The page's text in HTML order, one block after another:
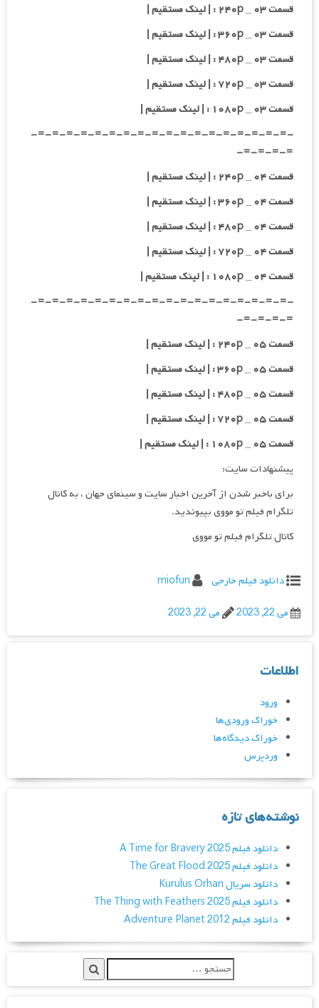
قسمت ۰۳ _ ۲۴۰p : | لینک مستقیم |
قسمت ۰۳ _ ۳۶۰p : | لینک مستقیم |
قسمت ۰۳ _ ۴۸۰p : | لینک مستقیم |
قسمت ۰۳ _ ۷۲۰p : | لینک مستقیم |
قسمت ۰۳ _ ۱۰۸۰p : | لینک مستقیم |
-=-=-=-=-=-=-=-=-=-=-=-=-=-=-=-=-=-=-
=-=-=-=-
قسمت ۰۴ _ ۲۴۰p : | لینک مستقیم |
قسمت ۰۴ _ ۳۶۰p : | لینک مستقیم |
قسمت ۰۴ _ ۴۸۰p : | لینک مستقیم |
قسمت ۰۴ _ ۷۲۰p : | لینک مستقیم |
قسمت ۰۴ _ ۱۰۸۰p : | لینک مستقیم |
-=-=-=-=-=-=-=-=-=-=-=-=-=-=-=-=-=-=-
=-=-=-=-
قسمت ۰۵ _ ۲۴۰p : | لینک مستقیم |
قسمت ۰۵ _ ۳۶۰p : | لینک مستقیم |
قسمت ۰۵ _ ۴۸۰p : | لینک مستقیم |
قسمت ۰۵ _ ۷۲۰p : | لینک مستقیم |
قسمت ۰۵ _ ۱۰۸۰p : | لینک مستقیم |
پیشنهادات سایت:
برای باخبر شدن از آخرین اخبار سایت و سینمای جهان ، به کانال
تلگرام فیلم تو مووی بپیوندید.
کانال تلگرام فیلم تو مووی
دانلود فیلم خارجی
miofun
می 22, 2023
می 22, 2023
اطلاعات
ورود
خوراک ورودی‌ها
خوراک دیدگاه‌ها
وردپرس
نوشته‌های تازه
دانلود فیلم A Time for Bravery 2025
دانلود فیلم The Great Flood 2025
دانلود سریال Kurulus Orhan
دانلود فیلم The Thing with Feathers 2025
دانلود فیلم Adventure Planet 2012